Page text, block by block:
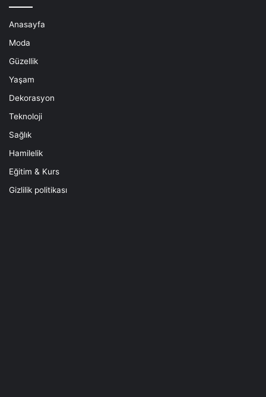
Anasayfa
Moda
Güzellik
Yaşam
Dekorasyon
Teknoloji
Sağlık
Hamilelik
Eğitim & Kurs
Gizlilik politikası